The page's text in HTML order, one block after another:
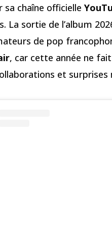
sa chaîne officielle
La sortie de l’album
de pop
, car cette année ne
et surprises